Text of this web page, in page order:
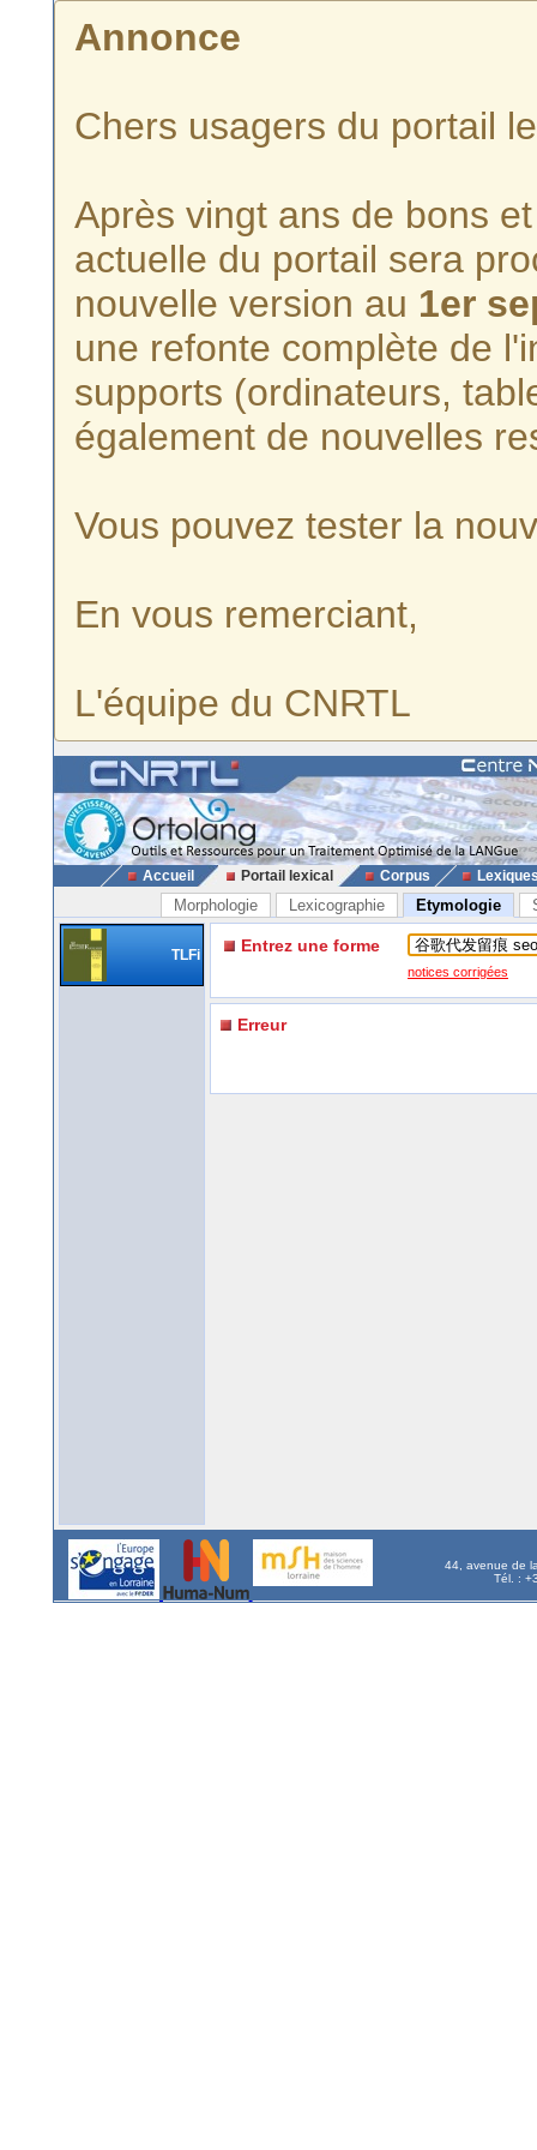
Annonce
Chers usagers du portail
Après vingt ans de bons
actuelle du portail sera
nouvelle version au 1er
une refonte complète de
supports (ordinateurs,
également de nouvelles
Vous pouvez tester la
En vous remerciant,
L'équipe du CNRTL
Accueil Portail lexical Corpus
Morphologie Lexicographie Etymologie
TLFi Entrez une forme
notices corrigées
Erreur
44, avenue de
Tél. :